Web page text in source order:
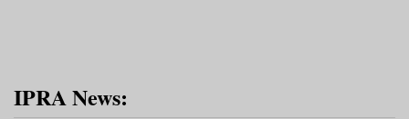
IPRA News: